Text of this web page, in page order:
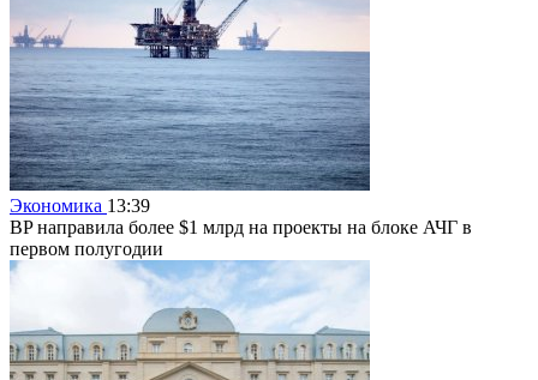
Экономика 13:39
BP направила более $1 млрд на проекты на блоке АЧГ в
первом полугодии